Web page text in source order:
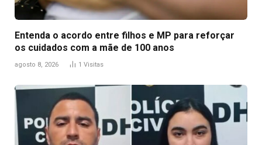
Entenda o acordo entre filhos e MP para reforçar
os cuidados com a mãe de 100 anos
agosto 8, 2026 1 Visitas